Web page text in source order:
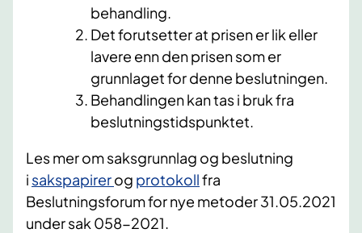
behandling.
Det forutsetter at prisen er lik eller
lavere enn den prisen som er
grunnlaget for denne beslutningen.
Behandlingen kan tas i bruk fra
beslutningstidspunktet.​
Les mer om saksgrunnlag og beslutning
i sakspapirerog protokollfra
Beslutningsforum for nye metoder 31.05.2021
under sak 058-2021.